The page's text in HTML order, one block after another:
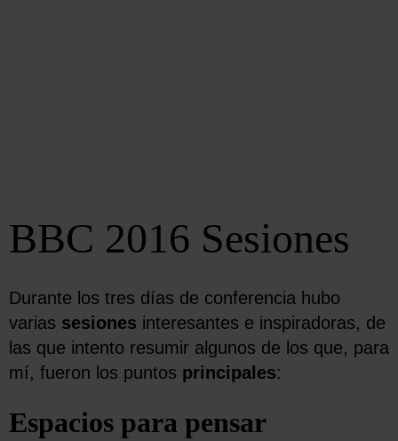
BBC 2016 Sesiones
Durante los tres días de conferencia hubo
varias sesiones interesantes e inspiradoras, de
las que intento resumir algunos de los que, para
mí, fueron los puntos principales:
Espacios para pensar